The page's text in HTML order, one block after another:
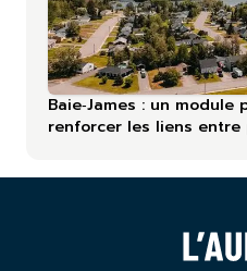
Baie‑James : un
renforcer les liens